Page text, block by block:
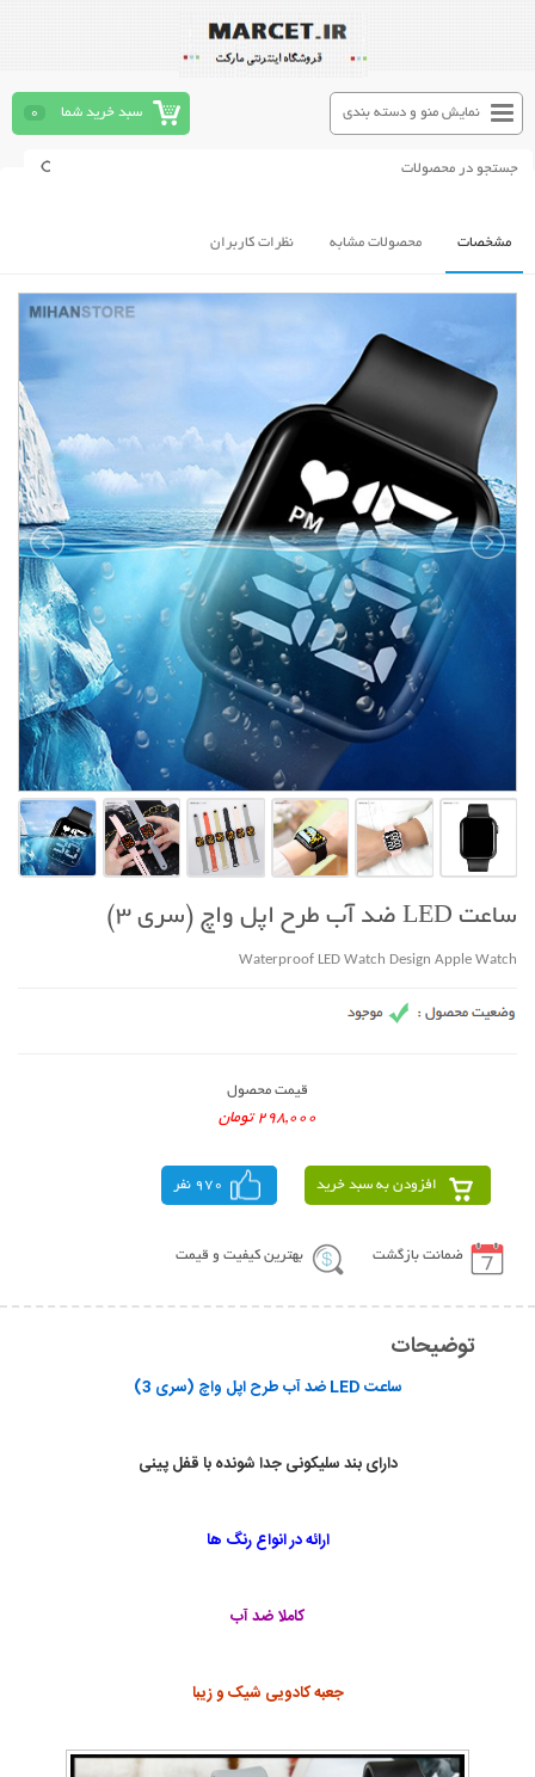
سبد خرید شما 0 نمایش منو و دسته بندی
مشخصات محصولات مشابه نظرات کاربران
ساعت LED ضد آب طرح اپل واچ (سری 3)
Waterproof LED Watch Design Apple Watch
قیمت محصول
298,000 تومان
افزودن به سبد خرید 970 نفر
ضمانت بازگشت بهترین کیفیت و قیمت
توضیحات
ساعت LED ضد آب طرح اپل واچ (سری 3)
دارای بند سلیکونی جدا شونده با قفل پینی
ارائه در انواع رنگ ها
کاملا ضد آب
جعبه کادویی شیک و زیبا